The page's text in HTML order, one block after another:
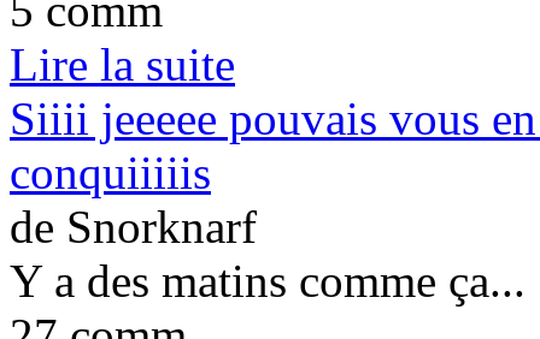
Lire la suite
Siiii jeeeee pouvais vous
conquiiiiis
de Snorknarf
Y a des matins comme ça...